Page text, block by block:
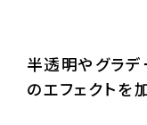
半透明やグラデ
のエフェクトを